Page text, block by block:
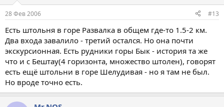
28 Фев 2006 #13
Есть штольня в горе Развалка в общем где-то 1.5-2 км.
Два входа завалило - третий остался. Но она почти
экскурсионная. Есть рудники горы Бык - история та же
что и с Бештау(4 горизонта, множество штолен), говорят
есть ещё штольни в горе Шелудивая - но я там не был.
Но вроде точно есть.